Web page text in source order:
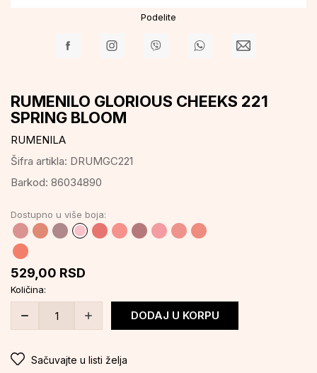
Podelite
RUMENILO GLORIOUS CHEEKS 221
SPRING BLOOM
RUMENILA
Šifra artikla: DRUMGC221
Barkod: 86034890
529,00 RSD
Dostupno u više boja:
Količina:
DODAJ U KORPU
Sačuvajte u listi želja